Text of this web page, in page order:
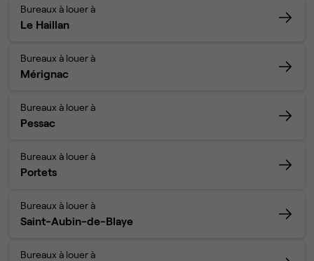
Bureaux à louer à
Le Haillan
Bureaux à louer à
Mérignac
Bureaux à louer à
Pessac
Bureaux à louer à
Portets
Bureaux à louer à
Saint-Aubin-de-Blaye
Bureaux à louer à